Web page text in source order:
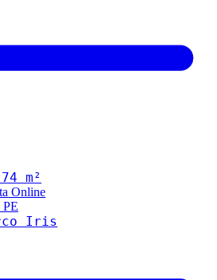
m²
Online
PE
Iris